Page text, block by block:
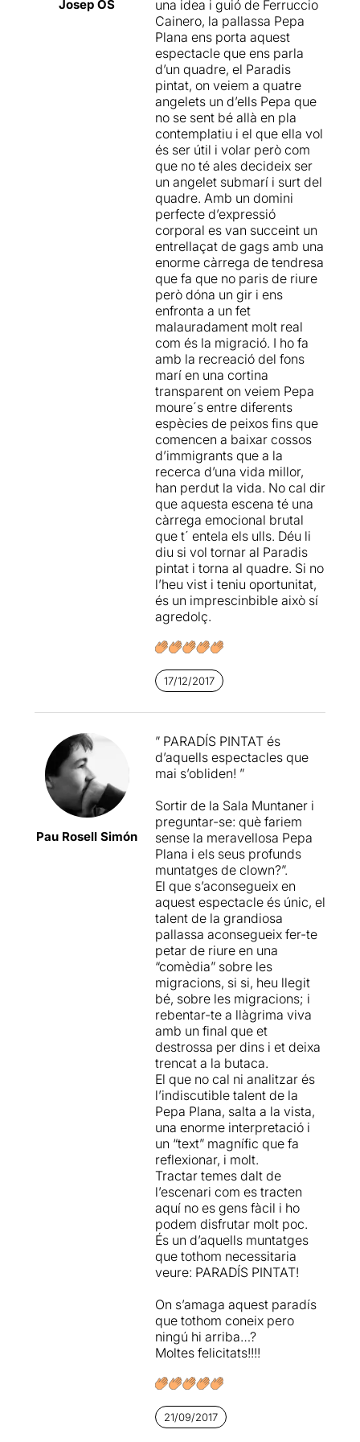
Un quadre amb quatre
angelets pintatsque canten
amb els seus ulls mirant al
cel, un d'aquests quadres
que hem vist de vegades
damunt d'un bufet a casa
d'uns tiets o uns avis.Però,
si observem atentament,
veiem que un d'aquests
angelets està molt avorrit,
vol marxar, vol volar i ser un
àngel de la guarda. No està
fet per a la vida
contemplativa, resar o
cantar, vol fer coses, ser
útil.
Finalment l'angelet surt del
quadre i intenta volar per
aconseguir el seu somni de
ser un àngel de la guarda
Ella el confon amb un
superheroi. Ella vol ser un
superheroi, vol salvar a les
persones en perill. Però
ràpidament veurà que no
pot volar, i aleshores
s'adona que pot nedar i
demana convertir-se en
l'àngel de la guarda del mar.
I quan entra al mar és feliç
Aquest és un dels moments
més poètics de l'espectacle
i la seva interactuació amb
els peixos, fins i tot amb un
peix pallasso....als que
veiem projectats ... un
moment realment encisador.
desapareixen i ella no entén
juguen a fet i amagar, passa
una barca, i
n'adona que les persones
al fons del mar ja no poden
ser salvades, ella no pot
salvar-les, i ..... són moltes,
Una obra carregada amb un
rerefons molt dur, la crisi
de les migracions que
veiem cada dia a la televisió
sense fer res. Una obra on
també critica la hipocresia
d'un Déu que veient les
desgracies des del cel
prefereix mirar cap a una
altra banda.
Si desitgeu llegir l'apunt
original sencer, només heu
de clicarAQUI
AmbParadís Pintat , la Pepa
Plana ha aconseguit crear
un espectacle divertit, que
et fa passar una bona
estona. Al llarg de poc més
d'una hora veuràs alguns
gags antològics que et faran
pixar de riure... però no tot
és innocència darrere
d'aquest nasset vermell.
L'artista carrega l'obra amb
un rerefons duríssim, la crisi
de les migracions, i en fa un
tractament còmic sensible i
respectuós. També es gasta
una bona dosi de mala bava
per criticar la hipocresia
d'uns éssers celestials que
veuen les desgràcies alienes
i prefereixen mirar cap a una
altra banda. Amb l'amenaça
constant de l'espetec
castigador del Senyor, la
pallassa també viurà
moments poètics i
emocionants en enfrontar-se
ella mateixa a les misèries
de la vida.
Un espectacle del tot
recomanable!
Josep OS
una idea i guió de Ferruccio
Cainero, la pallassa Pepa
Plana ens porta aquest
espectacle que ens parla
d’un quadre, el Paradis
pintat, on veiem a quatre
angelets un d’ells Pepa que
no se sent bé allà en pla
contemplatiu i el que ella vol
és ser útil i volar però com
que no té ales decideix ser
un angelet submarí i surt del
quadre. Amb un domini
perfecte d’expressió
corporal es van succeint un
entrellaçat de gags amb una
enorme càrrega de tendresa
que fa que no paris de riure
però dóna un gir i ens
enfronta a un fet
malauradament molt real
com és la migració. I ho fa
amb la recreació del fons
marí en una cortina
transparent on veiem Pepa
moure´s entre diferents
espècies de peixos fins que
comencen a baixar cossos
d’immigrants que a la
recerca d’una vida millor,
han perdut la vida. No cal dir
que aquesta escena té una
càrrega emocional brutal
que t´ entela els ulls. Déu li
diu si vol tornar al Paradis
pintat i torna al quadre. Si no
l’heu vist i teniu oportunitat,
és un imprescinbible això sí
agredolç.
17/12/2017
Pau Rosell Simón
” PARADÍS PINTAT és
d’aquells espectacles que
mai s’obliden! ”
Sortir de la Sala Muntaner i
preguntar-se: què fariem
sense la meravellosa Pepa
Plana i els seus profunds
muntatges de clown?”.
El que s’aconsegueix en
aquest espectacle és únic, el
talent de la grandiosa
pallassa aconsegueix fer-te
petar de riure en una
“comèdia” sobre les
migracions, si si, heu llegit
bé, sobre les migracions; i
rebentar-te a llàgrima viva
amb un final que et
destrossa per dins i et deixa
trencat a la butaca.
El que no cal ni analitzar és
l’indiscutible talent de la
Pepa Plana, salta a la vista,
una enorme interpretació i
un “text” magnífic que fa
reflexionar, i molt.
Tractar temes dalt de
l’escenari com es tracten
aquí no es gens fàcil i ho
podem disfrutar molt poc.
És un d’aquells muntatges
que tothom necessitaria
veure: PARADÍS PINTAT!
On s’amaga aquest paradís
que tothom coneix pero
ningú hi arriba…?
Moltes felicitats!!!!
21/09/2017